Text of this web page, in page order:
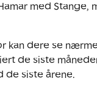
med Stange,
kan dere se
de siste
de siste årene.